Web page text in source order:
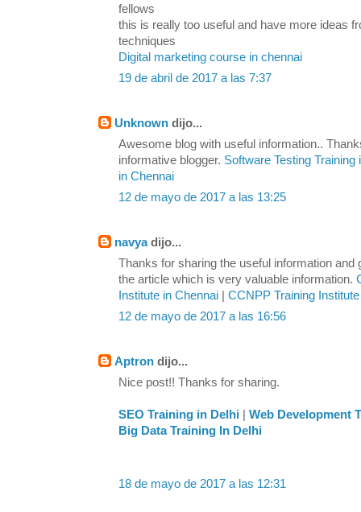
fellows
this is really too useful and have more ideas
techniques
Digital marketing course in chennai
19 de abril de 2017 a las 7:37
Unknown dijo...
Awesome blog with useful information..
informative blogger. Software Testing Training
in Chennai
12 de mayo de 2017 a las 13:25
navyadijo...
Thanks for sharing the useful information and
the article which is very valuable information.
Institute in Chennai
CCNPP Training
12 de mayo de 2017 a las 16:56
Aptron dijo...
Nice post!! Thanks for sharing.
SEO Training in Delhi
Web Development
Big Data Training In Delhi
18 de mayo de 2017 a las 12:31